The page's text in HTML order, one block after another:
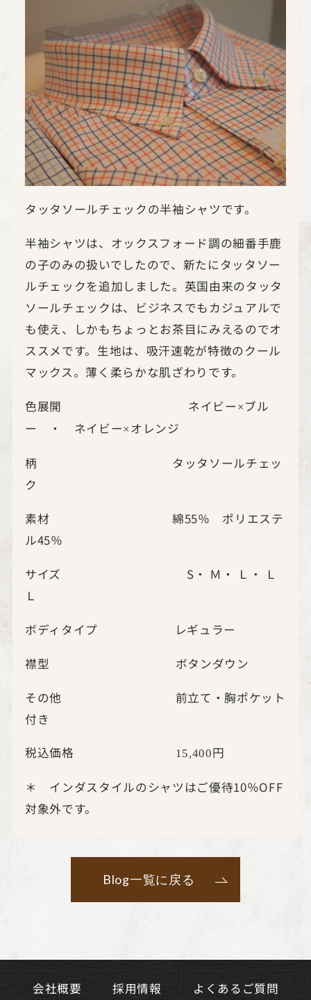
タッタソールチェックの半袖シャツです。
半袖シャツは、オックスフォード調の細番手鹿
の子のみの扱いでしたので、新たにタッタソー
ルチェックを追加しました。英国由来のタッタ
ソールチェックは、ビジネスでもカジュアルで
も使え、しかもちょっとお茶目にみえるのでオ
ススメです。生地は、吸汗速乾が特徴のクール
マックス。薄く柔らかな肌ざわりです。
色展開 ネイビー × ブル
ー ・ ネイビー× オレンジ
柄 タッタソールチェッ
ク
素材 綿55％ ポリエステ
ル45％
サイズ S・ Ｍ・ Ｌ・ Ｌ
Ｌ
ボディタイプ レギュラー
襟型 ボタンダウン
その他 前立て・胸ポケット
付き
税込価格 15,400円
＊ インダスタイルのシャツはご優待10％OFF
対象外です。
Blog一覧に戻る
会社概要 採用情報 よくあるご質問